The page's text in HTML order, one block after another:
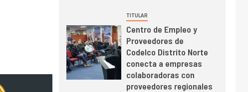
TITULAR
Centro de Empleo y
Proveedores de
Codelco Distrito Norte
conecta a empresas
colaboradoras con
proveedores regionales